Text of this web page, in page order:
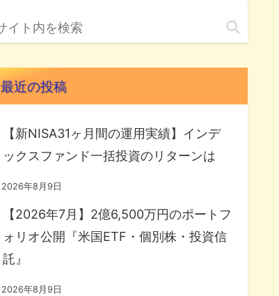
最近の投稿
【新NISA31ヶ月間の運用実績】インデ
ックスファンド一括投資のリターンは
2026年8月9日
【2026年7月】2億6,500万円のポートフ
ォリオ公開『米国ETF・個別株・投資信
託』
2026年8月9日